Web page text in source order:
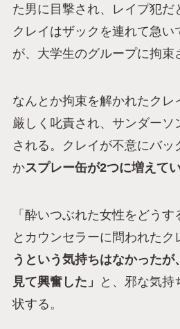
た男に目撃され、レイプ犯だ
クレイはザックを連れて急い
が、大学生のグループに拘束
なんとか拘束を解かれたクレ
厳しく叱責され、サンダーソ
される。クレイが不意にバッ
かスプレー缶が2つに増えて
「酔いつぶれた女性をどうす
とカウンセラーに問われたク
うという気持ちはなかったが
見て興奮した」
と、邪な気持
状する。